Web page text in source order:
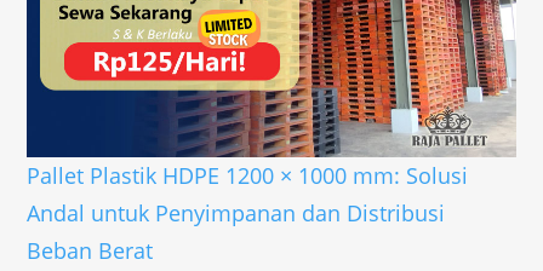
Pallet Plastik HDPE 1200 × 1000 mm: Solusi
Andal untuk Penyimpanan dan Distribusi
Beban Berat